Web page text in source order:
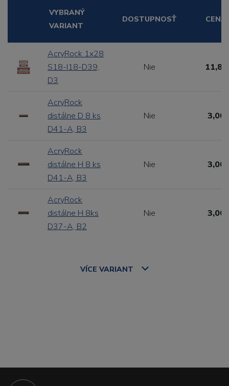
VYBRANÝ
VARIANT
DOSTUPNOSŤ CENA
AcryRock 1x28
S18-I18-D39,
D3
Nie
AcryRock
distálne D 8 ks
D41-A, B3
Nie 3,00
AcryRock
distálne H 8 ks
D41-A, B3
Nie 3,00
AcryRock
distálne H 8ks
D37-A, B2
Nie 3,00
VÍCE VARIANT